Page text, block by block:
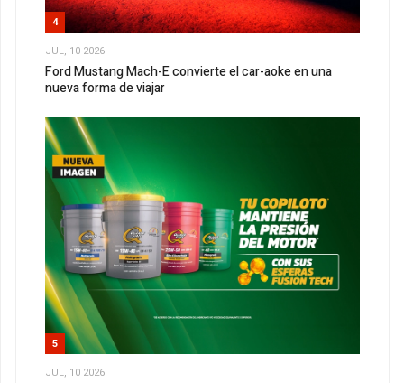
4
JUL, 10 2026
Ford Mustang Mach-E convierte el car-aoke en una
nueva forma de viajar
5
JUL, 10 2026